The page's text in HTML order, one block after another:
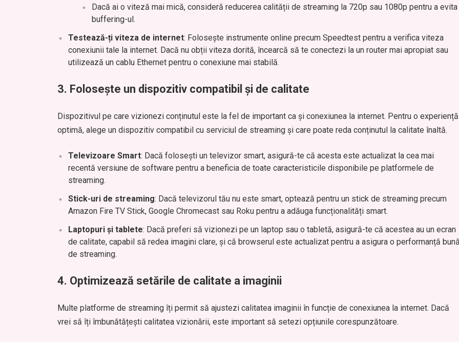
Dacă ai o viteză mai mică, consideră reducerea calității de streaming la 720p sau 1080p pentru a evita
buffering-ul.
Testează-ți viteza de internet: Folosește instrumente online precum Speedtest pentru a verifica viteza
conexiunii tale la internet. Dacă nu obții viteza dorită, încearcă să te conectezi la un router mai apropiat sau
utilizează un cablu Ethernet pentru o conexiune mai stabilă.
3. Folosește un dispozitiv compatibil și de calitate
Dispozitivul pe care vizionezi conținutul este la fel de important ca și conexiunea la internet. Pentru o experiență
optimă, alege un dispozitiv compatibil cu serviciul de streaming și care poate reda conținutul la calitate înaltă.
Televizoare Smart: Dacă folosești un televizor smart, asigură-te că acesta este actualizat la cea mai
recentă versiune de software pentru a beneficia de toate caracteristicile disponibile pe platformele de
streaming.
Stick-uri de streaming: Dacă televizorul tău nu este smart, optează pentru un stick de streaming precum
Amazon Fire TV Stick, Google Chromecast sau Roku pentru a adăuga funcționalități smart.
Laptopuri și tablete: Dacă preferi să vizionezi pe un laptop sau o tabletă, asigură-te că acestea au un ecran
de calitate, capabil să redea imagini clare, și că browserul este actualizat pentru a asigura o performanță
de streaming.
4. Optimizează setările de calitate a imaginii
Multe platforme de streaming îți permit să ajustezi calitatea imaginii în funcție de conexiunea la internet. Dacă
vrei să îți îmbunătățești calitatea vizionării, este important să setezi opțiunile corespunzătoare.